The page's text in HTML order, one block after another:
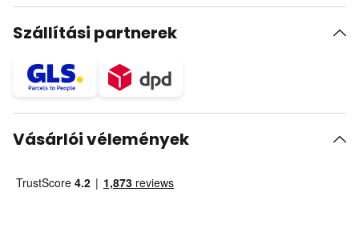
Szállítási partnerek
Vásárlói vélemények